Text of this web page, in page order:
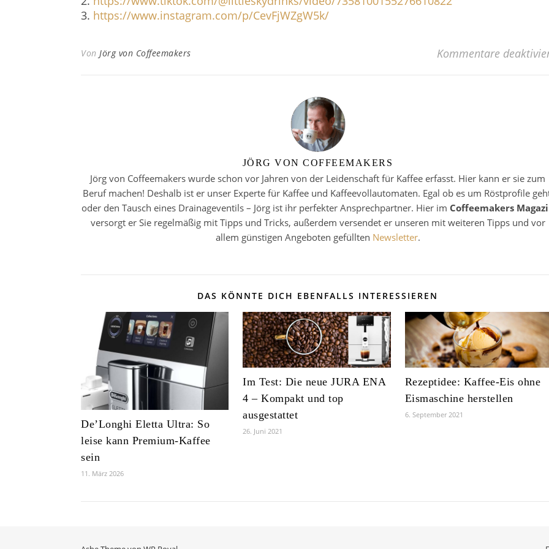
3. https://www.instagram.com/p/CevFjWZgW5k/
Von Jörg von Coffeemakers Kommentare
JÖRG VON COFFEEMAKERS
Jörg von Coffeemakers wurde schon vor Jahren von der Leidenschaft für Kaffee erfasst. Hier kann er sie zum
Beruf machen! Deshalb ist er unser Experte für Kaffee und Kaffeevollautomaten. Egal ob es um Röstprofile
oder den Tausch eines Drainageventils – Jörg ist ihr perfekter Ansprechpartner. Hier im Coffeemakers
versorgt er Sie regelmäßig mit Tipps und Tricks, außerdem versendet er unseren mit weiteren Tipps und vor
allem günstigen Angeboten gefüllten Newsletter.
DAS KÖNNTE DICH EBENFALLS INTERESSIEREN
De’Longhi Eletta Ultra: So
leise kann Premium-Kaffee
sein
11. März 2026
Im Test: Die neue JURA ENA
4 – Kompakt und top
ausgestattet
26. Juni 2021
Rezeptidee: Kaffee-Eis ohne
Eismaschine herstellen
6. September 2021